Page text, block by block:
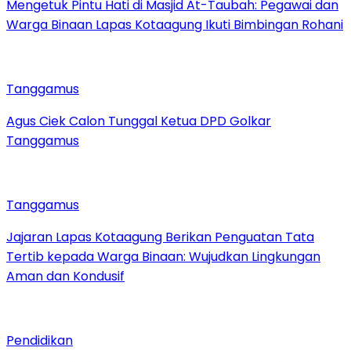
Mengetuk Pintu Hati di Masjid At-Taubah: Pegawai dan
Warga Binaan Lapas Kotaagung Ikuti Bimbingan Rohani
Tanggamus
Agus Ciek Calon Tunggal Ketua DPD Golkar
Tanggamus
Tanggamus
Jajaran Lapas Kotaagung Berikan Penguatan Tata
Tertib kepada Warga Binaan: Wujudkan Lingkungan
Aman dan Kondusif
Pendidikan